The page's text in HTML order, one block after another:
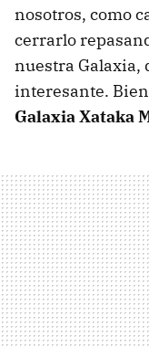
nosotros, como
cerrarlo
nuestra Galaxia,
interesante.
Galaxia Xataka